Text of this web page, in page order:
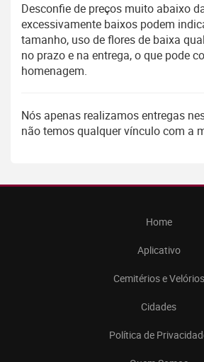
Desconfie de preços muito abaixo
excessivamente baixos podem
tamanho, uso de flores de baixa
no prazo e na entrega, o que pode
homenagem.
Nós apenas realizamos entregas
não temos qualquer vínculo com a
Home
Aplicativo
Cemitérios e Velórios
Cidades
Política de